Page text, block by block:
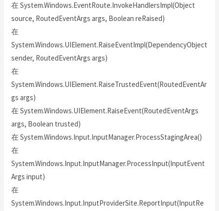
在 System.Windows.EventRoute.InvokeHandlersImpl(Object
source, RoutedEventArgs args, Boolean reRaised)
在
System.Windows.UIElement.RaiseEventImpl(DependencyObject
sender, RoutedEventArgs args)
在
System.Windows.UIElement.RaiseTrustedEvent(RoutedEventAr
gs args)
在 System.Windows.UIElement.RaiseEvent(RoutedEventArgs
args, Boolean trusted)
在 System.Windows.Input.InputManager.ProcessStagingArea()
在
System.Windows.Input.InputManager.ProcessInput(InputEvent
Args input)
在
System.Windows.Input.InputProviderSite.ReportInput(InputRe